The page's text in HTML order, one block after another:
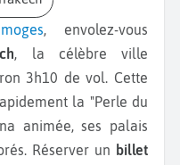
, envolez-vous
, la célèbre ville
3h10 de vol. Cette
la "Perle du
animée, ses palais
Réserver un billet